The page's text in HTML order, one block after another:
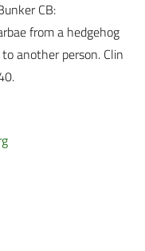
CB:
from a hedgehog
another person. Clin